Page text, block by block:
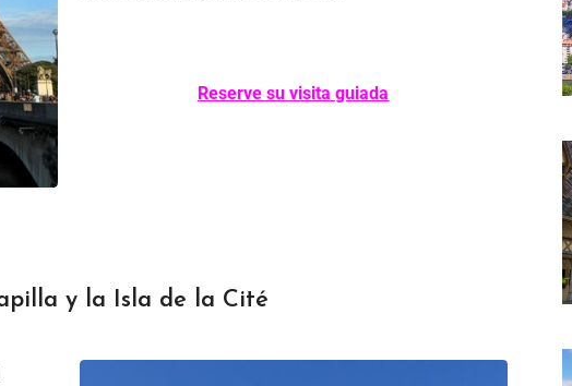
Reservesu visita guiada
y la Isla de la Cité